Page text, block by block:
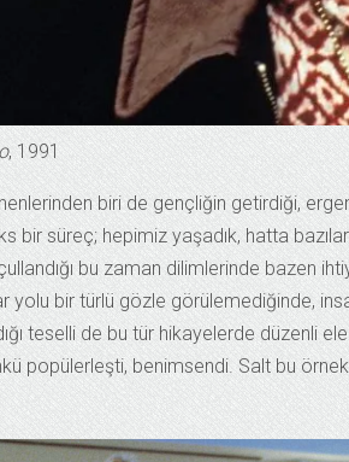
, 1991
biri de gençliğin getirdiği,
bir süreç; hepimiz yaşadık, hatta
bu zaman dilimlerinde bazen
yolu bir türlü gözle görülemediğinde,
teselli de bu tür hikayelerde düzenli
popülerleşti, benimsendi. Salt bu